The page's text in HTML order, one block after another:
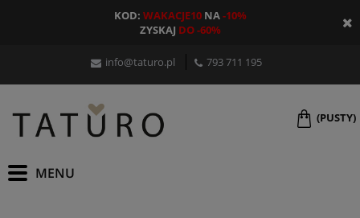
KOD: WAKACJE10 NA-10%
ZYSKAJ DO -60%
info@taturo.pl 793 711 195
(PUSTY)